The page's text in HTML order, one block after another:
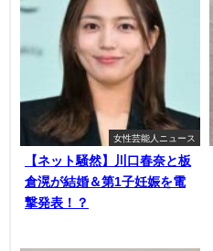
女性芸能人ニュース
【ネット騒然】川口春奈と板
倉滉が結婚＆第1子妊娠を電
撃発表！？